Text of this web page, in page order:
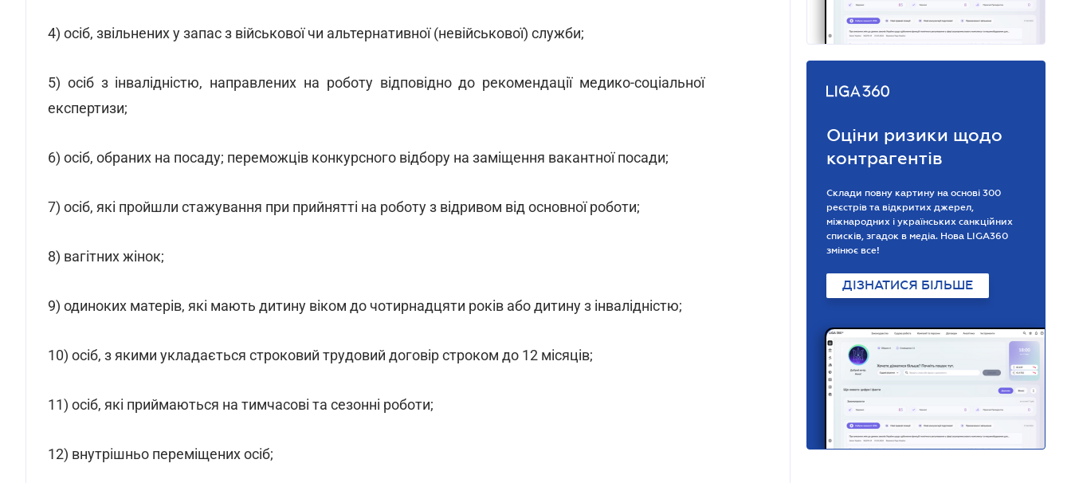
4) осіб, звільнених у запас з військової чи альтернативної (невійськової) служби;
5) осіб з інвалідністю, направлених на роботу відповідно до рекомендації медико-соціальної
експертизи;
6) осіб, обраних на посаду; переможців конкурсного відбору на заміщення вакантної посади;
7) осіб, які пройшли стажування при прийнятті на роботу з відривом від основної роботи;
8) вагітних жінок;
9) одиноких матерів, які мають дитину віком до чотирнадцяти років або дитину з інвалідністю;
10) осіб, з якими укладається строковий трудовий договір строком до 12 місяців;
11) осіб, які приймаються на тимчасові та сезонні роботи;
12) внутрішньо переміщених осіб;
Оціни ризики щодо
контрагентів
Склади повну картину на основі 300
реєстрів та відкритих джерел,
міжнародних і українських санкційних
списків, згадок в медіа. Нова LIGA360
змінює все!
ДІЗНАТИСЯ БІЛЬШЕ